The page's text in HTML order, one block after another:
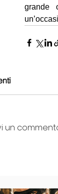
grande
un